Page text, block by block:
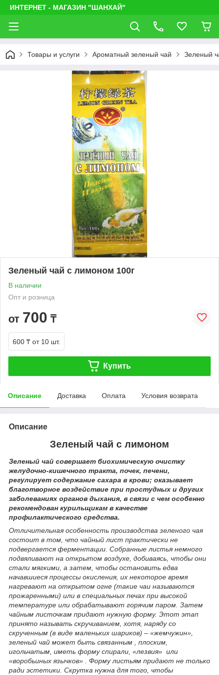
ИНТЕРНЕТ - МАГАЗИН "ШАНХАЙ"
Товары и услуги Ароматный зеленый чай Зеленый
Зеленый чай с лимоном 100г
В наличии
Опт и розница
от 700 ₸
600 ₸ от 10 шт.
Купить
Описание Доставка Оплата Условия возврата
Описание
Зеленый чай с лимоном
Зеленый чай совершает биохимическую очистку
желудочно-кишечного тракта, почек, печени,
регулирует содержание сахара в крови; оказывает
благотворное воздействие при простудных и других
заболеваниях органов дыхания, в связи с чем особенно
рекомендован курильщикам в качестве
профилактического средства.
Отличительная особенность производства зеленого чая
состоит в том, что чайный лист практически не
подвергается ферментации. Собранные листья немного
подвяливают на открытом воздухе, добиваясь, чтобы они
стали мягкими, а затем, чтобы остановить едва
начавшиеся процессы окисления, их некоторое время
нагревают на открытом огне (такие чаи называются
прожаренными) или в специальных печах при высокой
температуре или обрабатывают горячим паром. Затем
чайным листочкам придают нужную форму. Этот этап
принято называть скручиванием, хотя, наряду со
скрученным (в виде маленьких шариков) – «жемчужин»,
зеленый чай может быть связанным , плоским,
игольчатым, иметь форму спирали, «лезвия» или
«воробьиных язычков» . Форму листьям придают не только
ради эстетики. Скрутка нужна для того, чтобы